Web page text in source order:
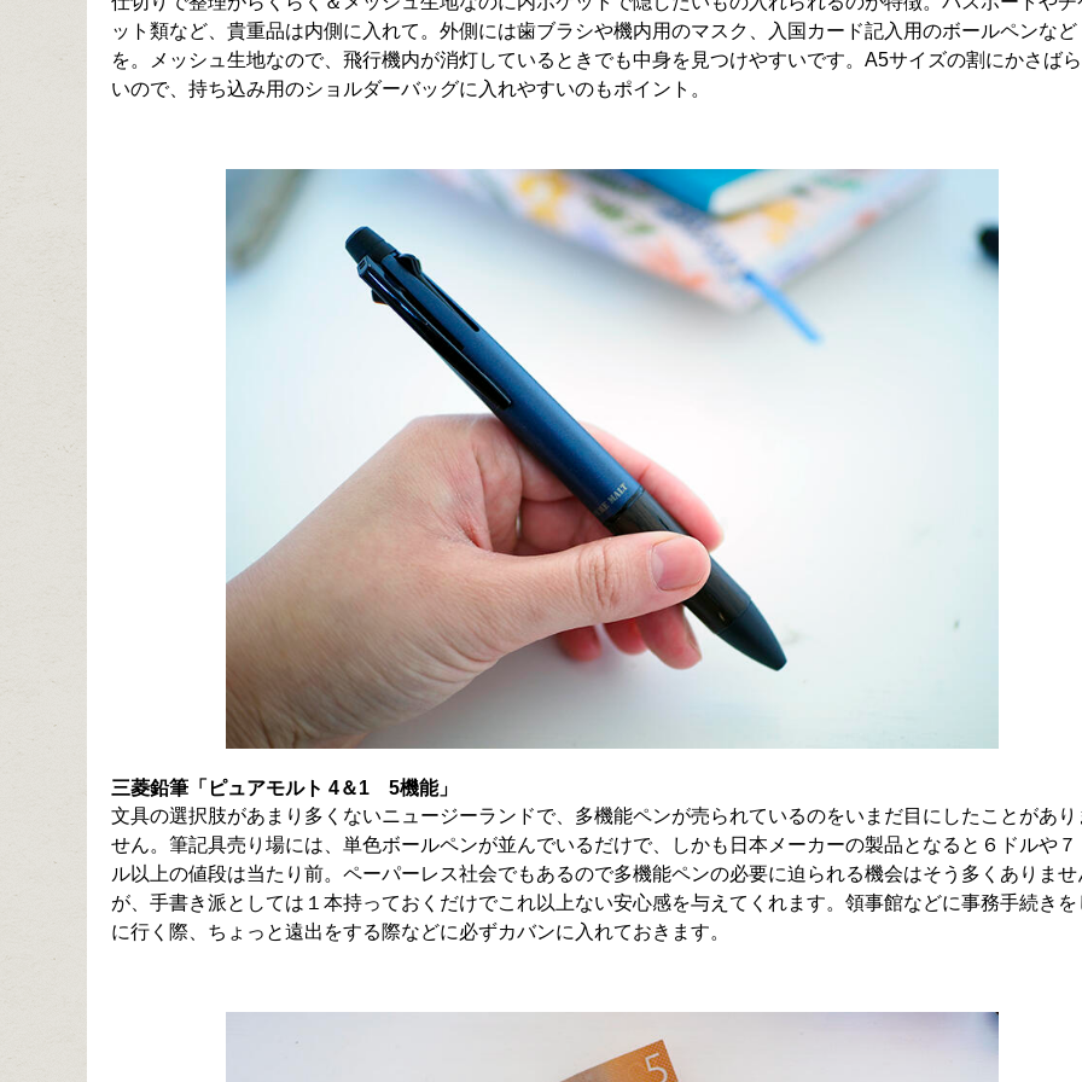
ット類など、貴重品は内側に入れて。外側には歯ブラシや機内用のマスク、入国カード記入用のボールペンなど
を。メッシュ生地なので、飛行機内が消灯しているときでも中身を見つけやすいです。A5サイズの割にかさば
いので、持ち込み用のショルダーバッグに入れやすいのもポイント。
三菱鉛筆「ピュアモルト 4＆1 5機能」
文具の選択肢があまり多くないニュージーランドで、多機能ペンが売られているのをいまだ目にしたことがあり
せん。筆記具売り場には、単色ボールペンが並んでいるだけで、しかも日本メーカーの製品となると６ドルや７
ル以上の値段は当たり前。ペーパーレス社会でもあるので多機能ペンの必要に迫られる機会はそう多くありませ
が、手書き派としては１本持っておくだけでこれ以上ない安心感を与えてくれます。領事館などに事務手続きを
に行く際、ちょっと遠出をする際などに必ずカバンに入れておきます。